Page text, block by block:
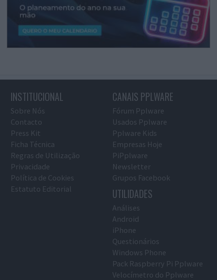
INSTITUCIONAL
Sobre Nós
Contacto
Press Kit
Ficha Técnica
Regras de Utilização
Privacidade
Política de Cookies
Estatuto Editorial
CANAIS PPLWARE
Fórum Pplware
Usados Pplware
Pplware Kids
Empresas Hoje
PiPplware
Newsletter
Grupos Facebook
UTILIDADES
Análises
Android
iPhone
Questionários
Windows Phone
Pack Raspberry Pi Pplware
Velocímetro do Pplware